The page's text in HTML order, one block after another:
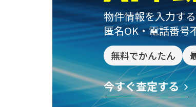
物件情報を入力する
匿名OK・電話番号
無料でかんたん
今すぐ査定する